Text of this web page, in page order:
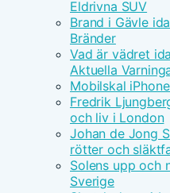
Eldrivna SUV
Brand i Gävle
Bränder
Vad är vädret
Aktuella
Mobilskal
Fredrik
och liv i London
Johan de Jong
rötter och
Solens upp och
Sverige